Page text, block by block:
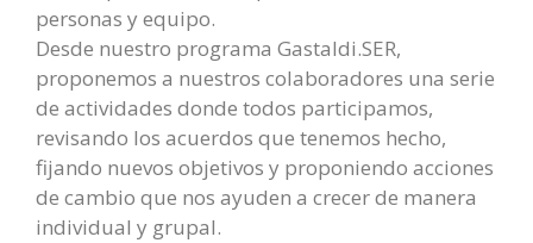
personas y equipo.
Desde nuestro programa Gastaldi.SER,
proponemos a nuestros colaboradores una serie
de actividades donde todos participamos,
revisando los acuerdos que tenemos hecho,
fijando nuevos objetivos y proponiendo acciones
de cambio que nos ayuden a crecer de manera
individual y grupal.